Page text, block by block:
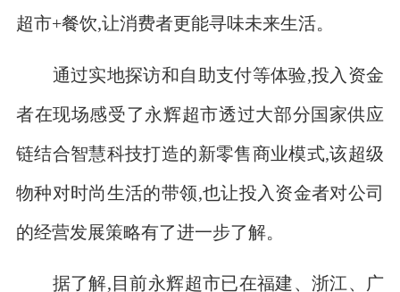
超市+餐饮,让消费者更能寻味未来生活。
通过实地探访和自助支付等体验,投入资金
者在现场感受了永辉超市透过大部分国家供应
链结合智慧科技打造的新零售商业模式,该超级
物种对时尚生活的带领,也让投入资金者对公司
的经营发展策略有了进一步了解。
据了解,目前永辉超市已在福建、浙江、广